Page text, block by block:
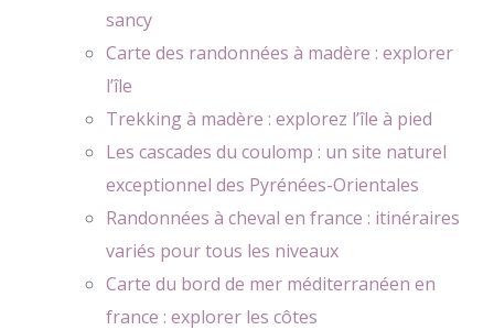
sancy
Carte des randonnées à madère : explorer
l’île
Trekking à madère : explorez l’île à pied
Les cascades du coulomp : un site naturel
exceptionnel des Pyrénées-Orientales
Randonnées à cheval en france : itinéraires
variés pour tous les niveaux
Carte du bord de mer méditerranéen en
france : explorer les côtes